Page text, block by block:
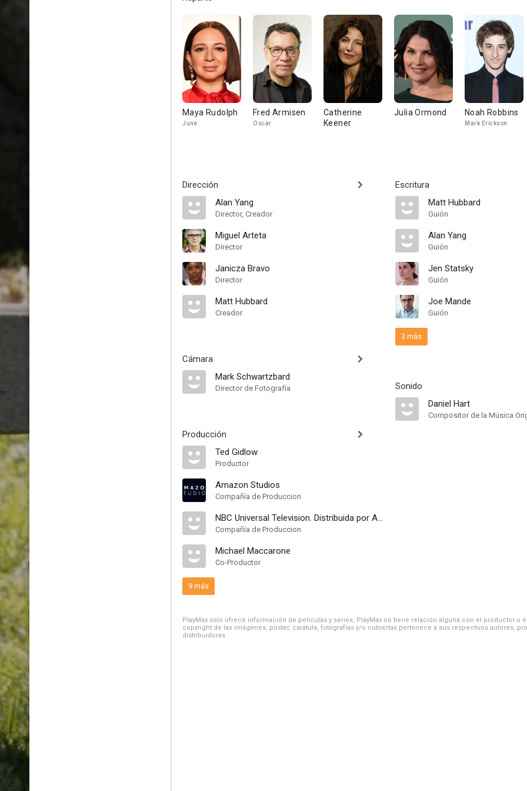
Maya Rudolph
June
Fred Armisen
Oscar
Catherine
Keener
Julia Ormond Noah Robbins
Mark Erickson
Dirección
Alan Yang
Director, Creador
Miguel Arteta
Director
Janicza Bravo
Director
Matt Hubbard
Creador
Cámara
Mark Schwartzbard
Director de Fotografía
Producción
Ted Gidlow
Productor
Amazon Studios
Compañía de Produccion
NBC Universal Television. Distribuida por Amazon Prime Video
Compañía de Produccion
Michael Maccarone
Co-Productor
9 más
Escritura
Matt Hubbard
Guión
Alan Yang
Guión
Jen Statsky
Guión
Joe Mande
Guión
3 más
Sonido
Daniel Hart
Compositor de la Música
PlayMax solo ofrece información de películas y series, PlayMax no tiene relación alguna con el productor o
copyright de las imágenes, póster, carátula, fotografías y/o cubiertas pertenece a sus respectivos autores,
distribuidoras.